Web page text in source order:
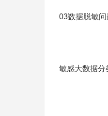
03数据脱敏问
敏感大数据分